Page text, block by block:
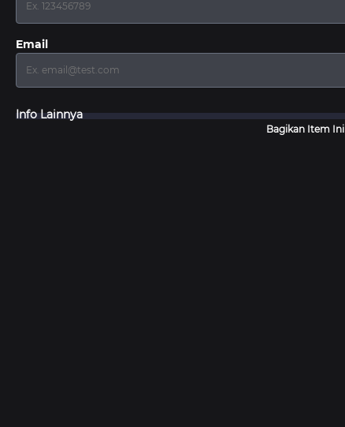
Email
Info Lainnya
Bagikan Item Ini